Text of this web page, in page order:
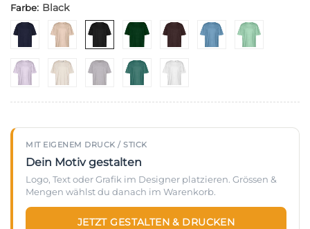
Farbe: Black
MIT EIGENEM DRUCK / STICK
Dein Motiv gestalten
Logo, Text oder Grafik im Designer platzieren. Grössen &
Mengen wählst du danach im Warenkorb.
JETZT GESTALTEN & DRUCKEN